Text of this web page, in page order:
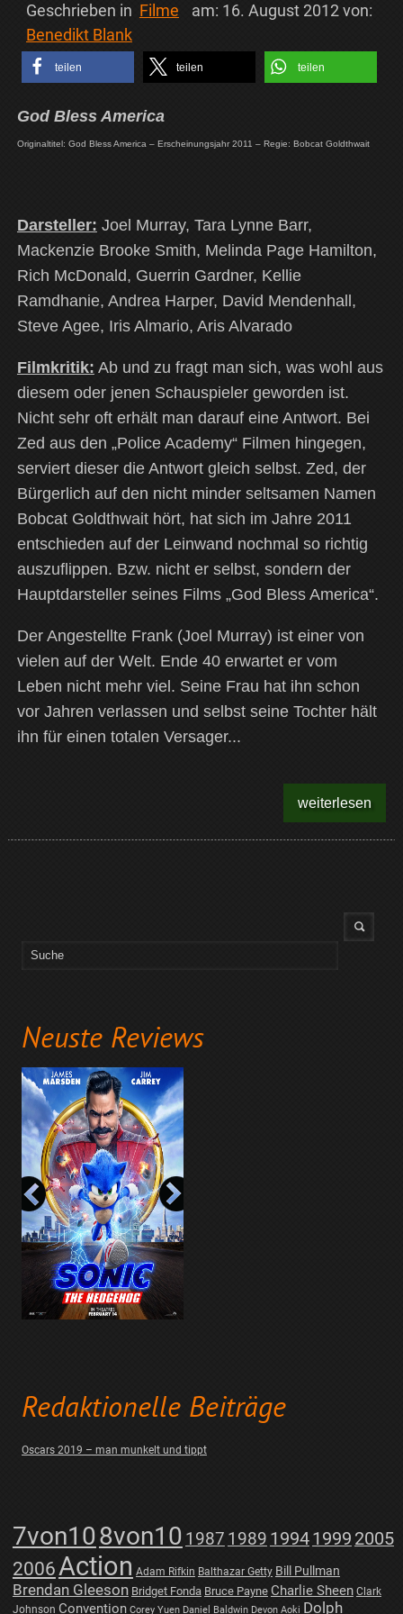
Neuste Reviews
Redaktionelle Beiträge
Oscars 2019 – man munkelt und tippt
7von108von10 1987 1989 19941999 2005
2006Action Adam Rifkin Balthazar Getty Bill Pullman
Brendan Gleeson Bridget Fonda Bruce Payne Charlie Sheen Clark
Johnson Convention Corey Yuen Daniel Baldwin Devon Aoki Dolph
Geschrieben in Filme am: 16. August 2012von:
Benedikt Blank
teilen teilen teilen
God Bless America
Originaltitel: God Bless America – Erscheinungsjahr 2011 – Regie: Bobcat Goldthwait
Darsteller: Joel Murray, Tara Lynne Barr,
Mackenzie Brooke Smith, Melinda Page Hamilton,
Rich McDonald, Guerrin Gardner, Kellie
Ramdhanie, Andrea Harper, David Mendenhall,
Steve Agee, Iris Almario, Aris Alvarado
Filmkritik: Ab und zu fragt man sich, was wohl aus
diesem oder jenen Schauspieler geworden ist.
Nicht sehr oft erhält man darauf eine Antwort. Bei
Zed aus den „Police Academy“ Filmen hingegen,
serviert dieser die Antwort gleich selbst. Zed, der
Bürgerlich auf den nicht minder seltsamen Namen
Bobcat Goldthwait hört, hat sich im Jahre 2011
entschieden auf der Leinwand nochmal so richtig
auszuflippen. Bzw. nicht er selbst, sondern der
Hauptdarsteller seines Films „God Bless America“.
Der Angestellte Frank (Joel Murray) ist einer von
vielen auf der Welt. Ende 40 erwartet er vom
Leben nicht mehr viel. Seine Frau hat ihn schon
vor Jahren verlassen und selbst seine Tochter hält
ihn für einen totalen Versager...
weiterlesen